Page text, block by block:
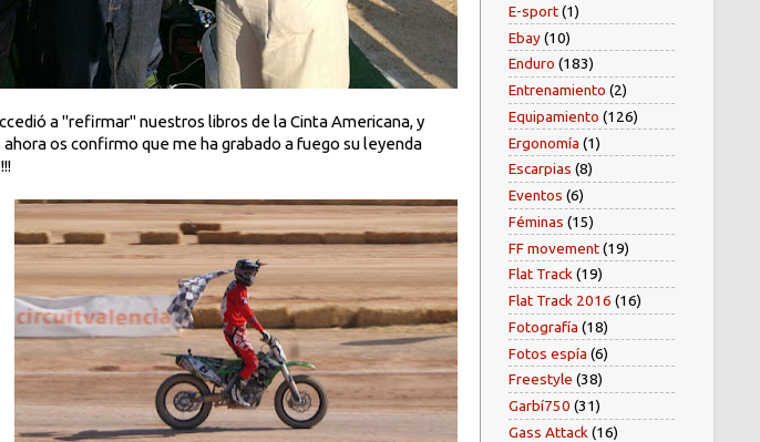
a "refirmar" nuestros libros de la Cinta Americana, y
os confirmo que me ha grabado a fuego su leyenda
E-sport(1)
Ebay(10)
Enduro (183)
Entrenamiento (2)
Equipamiento (126)
Ergonomía (1)
Escarpias (8)
Eventos (6)
Féminas (15)
FF movement(19)
Flat Track(19)
Flat Track 2016 (16)
Fotografía (18)
Fotos espía (6)
Freestyle (38)
Garbí750 (31)
Gass Attack (16)